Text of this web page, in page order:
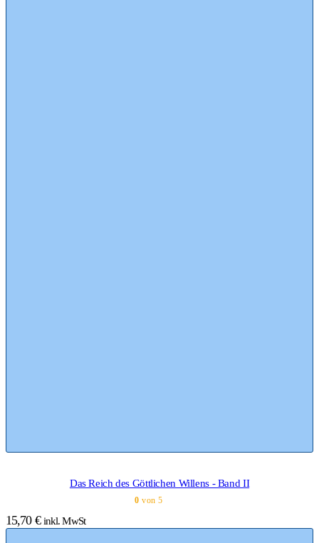
Das Reich des Göttlichen Willens - Band II
0 von 5
15,70 € inkl. MwSt